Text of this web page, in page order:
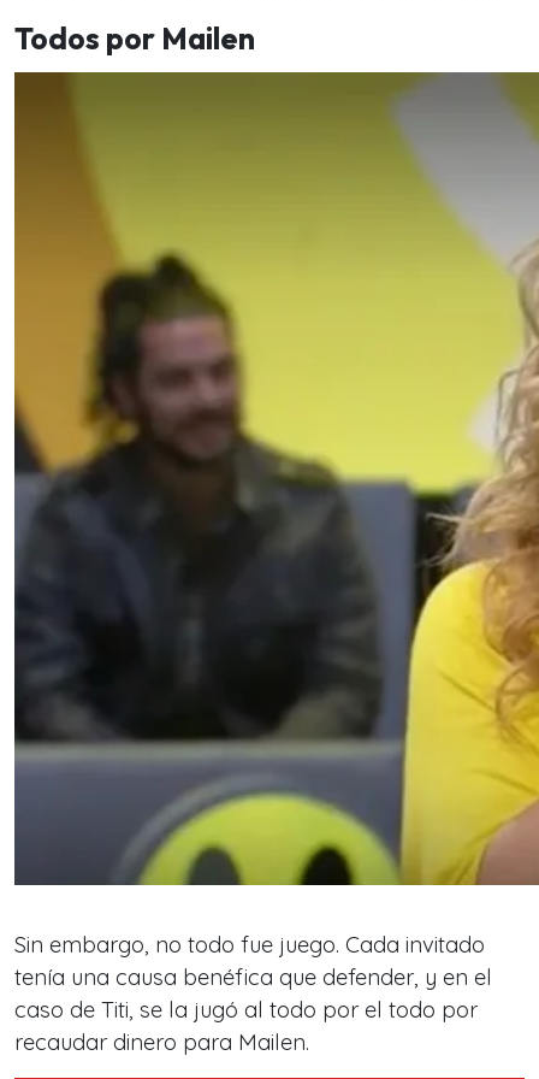
Todos por Mailen
Sin embargo, no todo fue juego. Cada invitado
tenía una causa benéfica que defender, y en el
caso de Titi, se la jugó al todo por el todo por
recaudar dinero para Mailen.